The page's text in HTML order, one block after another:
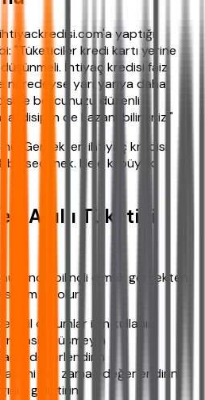
yaptığı
"Tüketiciler kredi kartı yerine
düşünmeli. İhtiyaç kredisi faiz
neredeyse yarı yarıya daha
ile borcunuzu düzenli
disiplin de kazanabilirsiniz."
Gerçekten ihtiyaç kredisi
bir seçenek. Hele ki büyük
Akıllı Tüketici
bilinçli olmak gerçekten
şu olur:
acil durumlar için kullanın
asla düşmeyin
değerlendirin
her zaman değerlendirin
geliştirin